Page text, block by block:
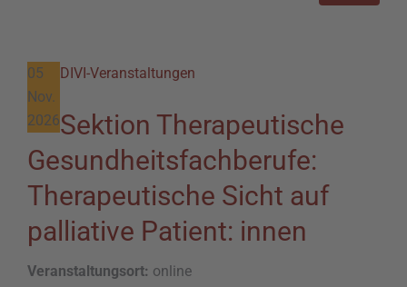
05
Nov.
2026
DIVI-Veranstaltungen
Sektion Therapeutische
Gesundheitsfachberufe:
Therapeutische Sicht auf
palliative Patient: innen
Veranstaltungsort: online